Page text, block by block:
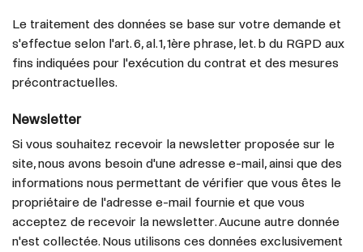
Le traitement des données se base sur votre demande et
s'effectue selon l'art. 6, al. 1, 1ère phrase, let. b du RGPD aux
fins indiquées pour l'exécution du contrat et des mesures
précontractuelles.
Newsletter
Si vous souhaitez recevoir la newsletter proposée sur le
site, nous avons besoin d'une adresse e-mail, ainsi que des
informations nous permettant de vérifier que vous êtes le
propriétaire de l'adresse e-mail fournie et que vous
acceptez de recevoir la newsletter. Aucune autre donnée
n'est collectée. Nous utilisons ces données exclusivement